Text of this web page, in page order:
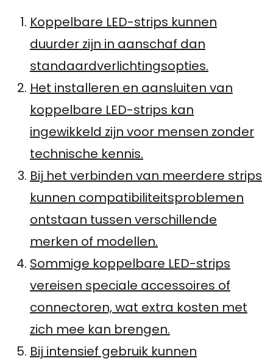
Koppelbare LED-strips kunnen
duurder zijn in aanschaf dan
standaardverlichtingsopties.
Het installeren en aansluiten van
koppelbare LED-strips kan
ingewikkeld zijn voor mensen zonder
technische kennis.
Bij het verbinden van meerdere strips
kunnen compatibiliteitsproblemen
ontstaan tussen verschillende
merken of modellen.
Sommige koppelbare LED-strips
vereisen speciale accessoires of
connectoren, wat extra kosten met
zich mee kan brengen.
Bij intensief gebruik kunnen